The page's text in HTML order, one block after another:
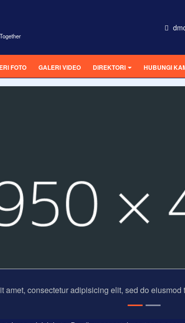
FOTO GALERI VIDEO DIREKTORI HUBUNGI
amet, consectetur adipisicing elit, sed do